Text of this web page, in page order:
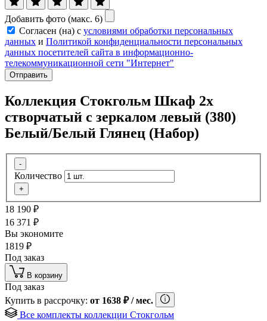
Добавить фото (макс. 6)
Согласен (на) с условиями обработки персональных
данных и Политикой конфиденциальности персональных
данных посетителей сайта в информационно-
телекоммуникационной сети "Интернет"
Отправить
Коллекция Стокгольм Шкаф 2х
створчатый с зеркалом левый (380)
Белый/Белый Глянец (Набор)
-
Количество
+
18 190 ₽
16 371 ₽
Вы экономите
1819 ₽
Под заказ
В корзину
Под заказ
Купить в рассрочку: от 1638 ₽/ мес.
Все комплекты коллекции Стокгольм